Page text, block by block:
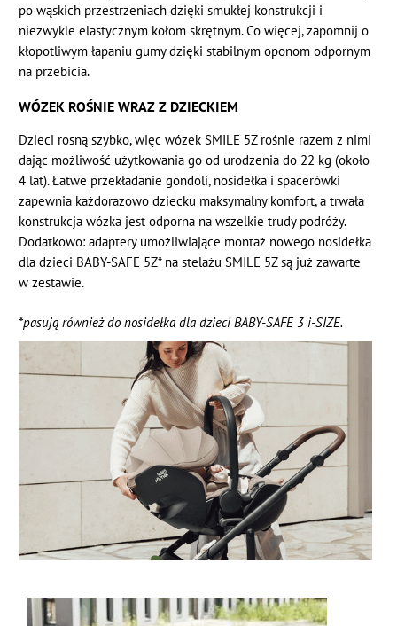
po wąskich przestrzeniach dzięki smukłej konstrukcji i
niezwykle elastycznym kołom skrętnym. Co więcej, zapomnij o
kłopotliwym łapaniu gumy dzięki stabilnym oponom odpornym
na przebicia.
WÓZEK ROŚNIE WRAZ Z DZIECKIEM
Dzieci rosną szybko, więc wózek SMILE 5Z rośnie razem z nimi
dając możliwość użytkowania go od urodzenia do 22 kg (około
4 lat). Łatwe przekładanie gondoli, nosidełka i spacerówki
zapewnia każdorazowo dziecku maksymalny komfort, a trwała
konstrukcja wózka jest odporna na wszelkie trudy podróży.
Dodatkowo: adaptery umożliwiające montaż nowego nosidełka
dla dzieci BABY-SAFE 5Z* na stelażu SMILE 5Z są już zawarte
w zestawie.
*pasują również do nosidełka dla dzieci BABY-SAFE 3 i-SIZE.